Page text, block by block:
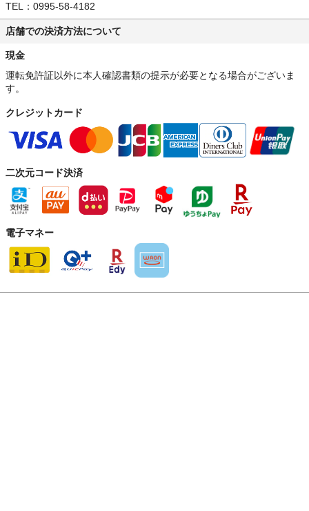
TEL：0995-58-4182
店舗での決済方法について
現金
運転免許証以外に本人確認書類の提示が必要となる場合がございま
す。
クレジットカード
二次元コード決済
電子マネー